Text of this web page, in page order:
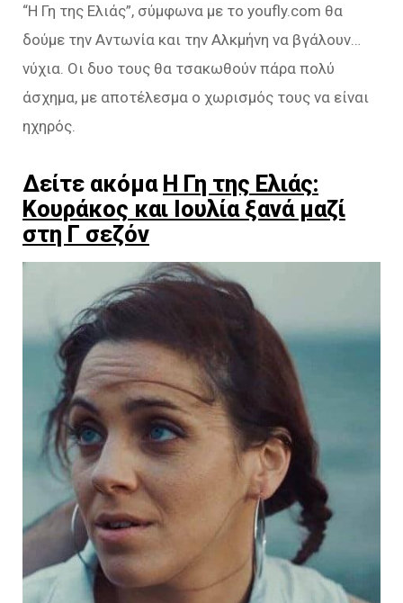
“Η Γη της Ελιάς”, σύμφωνα με το youfly.com θα
δούμε την Αντωνία και την Αλκμήνη να βγάλουν…
νύχια. Οι δυο τους θα τσακωθούν πάρα πολύ
άσχημα, με αποτέλεσμα ο χωρισμός τους να είναι
ηχηρός.
Δείτε ακόμα Η Γη της Ελιάς:
Κουράκος και Ιουλία ξανά μαζί
στη Γ σεζόν